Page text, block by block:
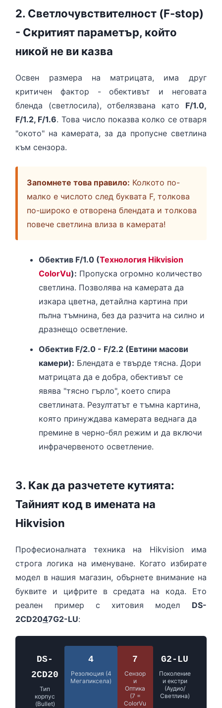
2. Светлочувствителност (F-stop)
- Скритият параметър, който
никой не ви казва
Освен размера на матрицата, има друг
критичен фактор - обективът и неговата
бленда (светлосила), отбелязвана като F/1.0,
F/1.2, F/1.6. Това число показва колко се отваря
"окото" на камерата, за да пропусне светлина
към сензора.
Запомнете това правило: Колкото по-
малко е числото след буквата F, толкова
по-широко е отворена блендата и толкова
повече светлина влиза в камерата!
Обектив F/1.0 (Технология Hikvision
ColorVu): Пропуска огромно количество
светлина. Позволява на камерата да
изкара цветна, детайлна картина при
пълна тъмнина, без да разчита на силно и
дразнещо осветление.
Обектив F/2.0 - F/2.2 (Евтини масови
камери): Блендата е твърде тясна. Дори
матрицата да е добра, обективът се
явява "тясно гърло", което спира
светлината. Резултатът е тъмна картина,
която принуждава камерата веднага да
премине в черно-бял режим и да включи
инфрачервеното осветление.
3. Как да разчетете кутията:
Тайният код в имената на
Hikvision
Професионалната техника на Hikvision има
строга логика на именуване. Когато избирате
модел в нашия магазин, обърнете внимание на
буквите и цифрите в средата на кода. Ето
реален пример с хитовия модел DS-
2CD2047G2-LU:
DS-
2CD20
Тип
корпус
(Bullet)
4
Резолюция (4
Мегапиксела)
7
Сензор
и
Оптика
(7 =
ColorVu
G2-LU
Поколение
и екстри
(Аудио/
Светлина)